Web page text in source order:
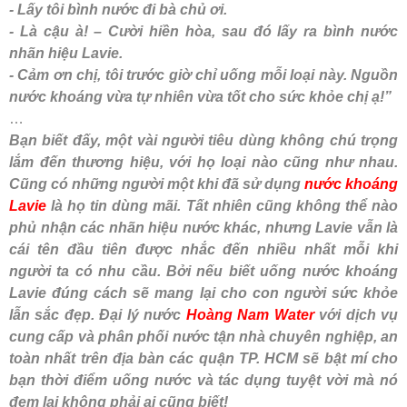
- Lấy tôi bình nước đi bà chủ ơi.
- Là cậu à! – Cười hiền hòa, sau đó lấy ra bình nước
nhãn hiệu Lavie.
- Cảm ơn chị, tôi trước giờ chỉ uống mỗi loại này. Nguồn
nước khoáng vừa tự nhiên vừa tốt cho sức khỏe chị ạ!”
…
Bạn biết đấy, một vài người tiêu dùng không chú trọng
lắm đến thương hiệu, với họ loại nào cũng như nhau.
Cũng có những người một khi đã sử dụng nước khoáng
Lavie là họ tin dùng mãi. Tất nhiên cũng không thể nào
phủ nhận các nhãn hiệu nước khác, nhưng Lavie vẫn là
cái tên đầu tiên được nhắc đến nhiều nhất mỗi khi
người ta có nhu cầu. Bởi nếu biết uống nước khoáng
Lavie đúng cách sẽ mang lại cho con người sức khỏe
lẫn sắc đẹp. Đại lý nước Hoàng Nam Water với dịch vụ
cung cấp và phân phối nước tận nhà chuyên nghiệp, an
toàn nhất trên địa bàn các quận TP. HCM sẽ bật mí cho
bạn thời điểm uống nước và tác dụng tuyệt vời mà nó
đem lại không phải ai cũng biết!